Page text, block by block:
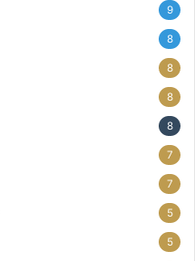
9
8
8
8
8
7
7
5
5